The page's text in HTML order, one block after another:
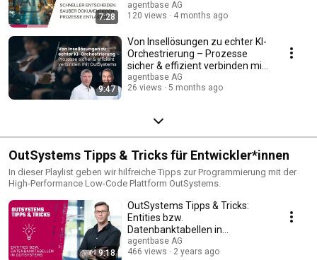
7:28
[Live-Demo]
agentbase AG
120 views
4 months ago
9:47
Von Insellösungen zu echter KI-
Orchestrierung – Prozesse
sicher & effizient verbinden mit
OutSystems
agentbase AG
26 views
5 months ago
OutSystems Tipps & Tricks für Entwickler*innen
In dieser Playlist geben wir hilfreiche Tipps zur Programmierung mit der
High-Performance Low-Code Plattform OutSystems.
9:18
OutSystems Tipps & Tricks:
Entities bzw.
Datenbanktabellen in
OutSystems I Low-Code
Development
agentbase AG
466 views
2 years ago